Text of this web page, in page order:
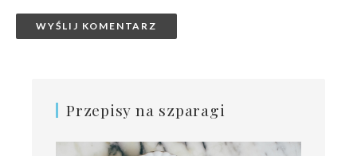
Przepisy na szparagi